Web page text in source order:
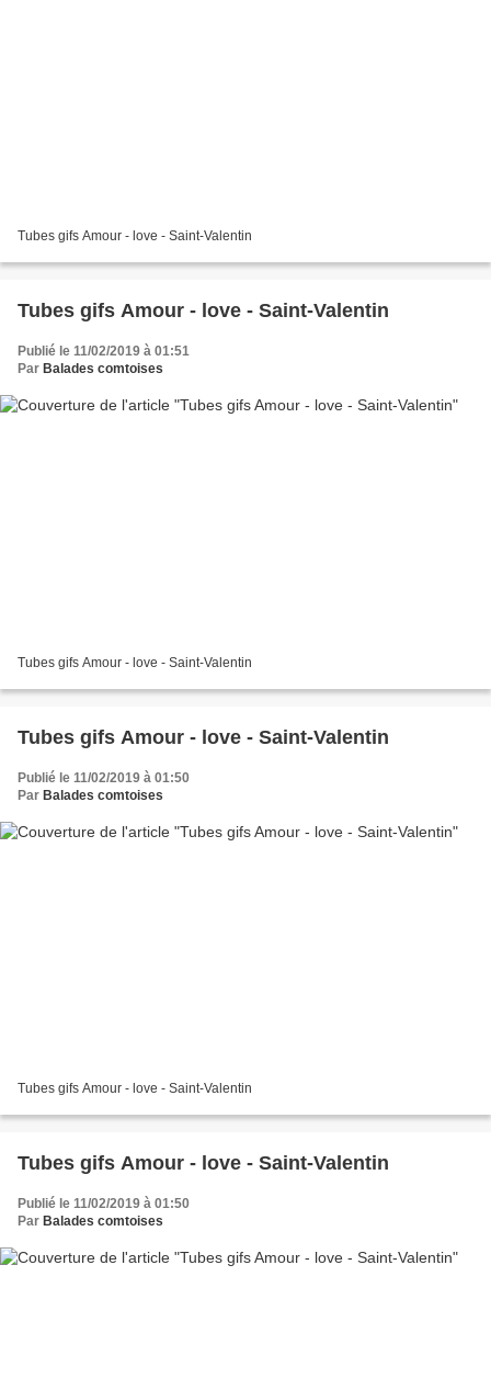
Tubes gifs Amour - love - Saint-Valentin
Tubes gifs Amour - love - Saint-Valentin
Publié le 11/02/2019 à 01:51
Par Balades comtoises
Tubes gifs Amour - love - Saint-Valentin
Tubes gifs Amour - love - Saint-Valentin
Publié le 11/02/2019 à 01:50
Par Balades comtoises
Tubes gifs Amour - love - Saint-Valentin
Tubes gifs Amour - love - Saint-Valentin
Publié le 11/02/2019 à 01:50
Par Balades comtoises